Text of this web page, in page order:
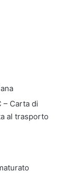
– Carta di
al trasporto